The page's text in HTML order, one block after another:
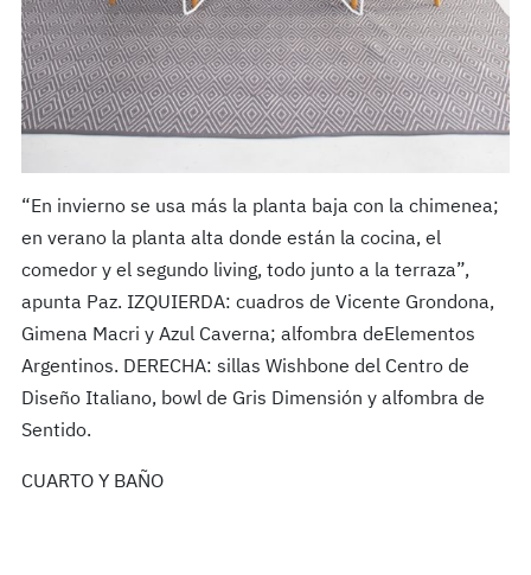
“En invierno se usa más la planta baja con la chimenea;
en verano la planta alta donde están la cocina, el
comedor y el segundo living, todo junto a la terraza”,
apunta Paz. IZQUIERDA: cuadros de Vicente Grondona,
Gimena Macri y Azul Caverna; alfombra deElementos
Argentinos. DERECHA: sillas Wishbone del Centro de
Diseño Italiano, bowl de Gris Dimensión y alfombra de
Sentido.
CUARTO Y BAÑO